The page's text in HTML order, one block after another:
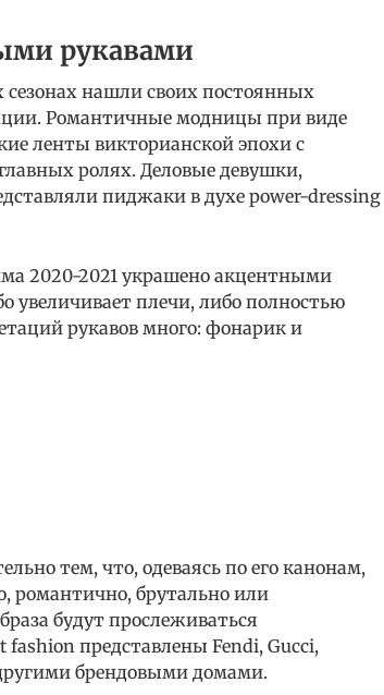
рукавами
нашли своих постоянных
Романтичные модницы при виде
ленты викторианской эпохи с
ролях. Деловые девушки,
пиджаки в духе power-dressing
2020-2021 украшено акцентными
увеличивает плечи, либо полностью
рукавов много: фонарик и
тем, что, одеваясь по его канонам,
романтично, брутально или
будут прослеживаться
представлены Fendi, Gucci,
брендовыми домами.